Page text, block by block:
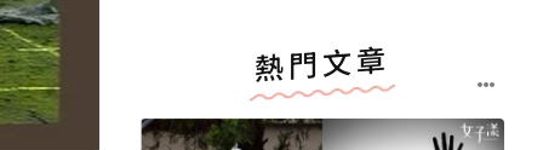
熱門文章